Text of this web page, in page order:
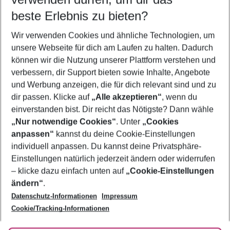
5-8 Nächte
2 Erwachsene Keine Kinder
Mehr Filter anzeigen
Footer
Footer navigation
Über uns
AGB
Bestpreisgarantie
Cookie-Einstellungen ändern
Cookie-Richtlinie
Agenturbetreuung
Barrierefreies Reisen
Folge uns
beste Erlebnis zu bieten?
Wir verwenden Cookies und ähnliche Technologien, um
unsere Webseite für dich am Laufen zu halten. Dadurch
können wir die Nutzung unserer Plattform verstehen und
verbessern, dir Support bieten sowie Inhalte, Angebote
und Werbung anzeigen, die für dich relevant sind und zu
dir passen. Klicke auf „Alle akzeptieren“, wenn du
einverstanden bist. Dir reicht das Nötigste? Dann wähle
„Nur notwendige Cookies“. Unter „Cookies
anpassen“ kannst du deine Cookie-Einstellungen
individuell anpassen. Du kannst deine Privatsphäre-
Einstellungen natürlich jederzeit ändern oder widerrufen
– klicke dazu einfach unten auf „Cookie-Einstellungen
ändern“.
Datenschutz-Informationen
Impressum
Cookie/Tracking-Informationen